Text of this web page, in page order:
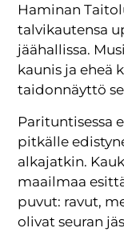
Haminan
talvikautensa
jäähallissa.
kaunis ja eheä
taidonnäyttö
Parituntisessa
pitkälle
alkajatkin.
maailmaa
puvut: ravut,
olivat seuran